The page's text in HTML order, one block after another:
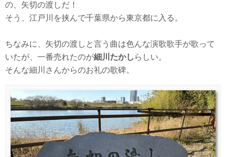
の、矢切の渡しだ！
そう、江戸川を挟んで千葉県から東京都に入る。
ちなみに、矢切の渡しと言う曲は色んな演歌歌手が歌って
いたが、一番売れたのが細川たかし らしい。
そんな細川さんからのお礼の歌碑。